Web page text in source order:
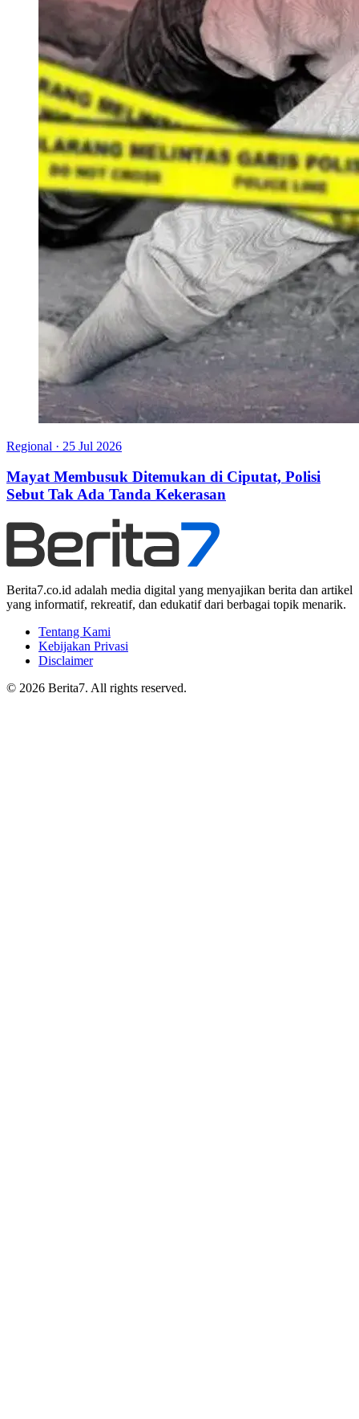
Regional · 25 Jul 2026
Mayat Membusuk Ditemukan di Ciputat, Polisi
Sebut Tak Ada Tanda Kekerasan
Berita7.co.id adalah media digital yang menyajikan berita dan artikel
yang informatif, rekreatif, dan edukatif dari berbagai topik menarik.
Tentang Kami
Kebijakan Privasi
Disclaimer
© 2026 Berita7. All rights reserved.